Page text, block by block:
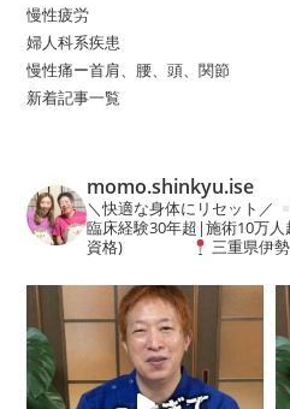
慢性疲労
婦人科系疾患
慢性痛ー首肩、腰、頭、関節
新着記事一覧
momo.shinkyu.ise
＼快適な身体にリセット／
臨床経験30年超|施術10万人
資格)
三重県伊